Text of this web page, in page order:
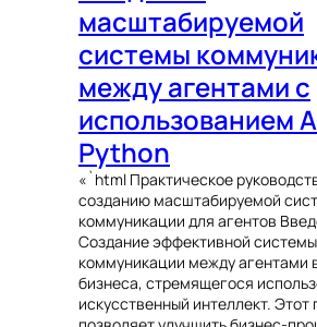
масштабируемой
системы
между агентами с
использованием
Python
«`html Практическое
созданию масштабируемой
коммуникации для агентов
Создание эффективной системы
коммуникации между агентами
бизнеса, стремящегося
искусственный интеллект. Этот